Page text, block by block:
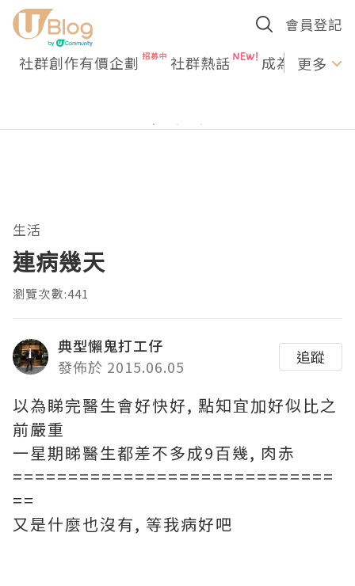
會員登記
社群創作有價企劃 社群熱話 成為U更多
生活
連病幾天
瀏覽次數:441
典型懶鬼打工仔
發佈於 2015.06.05
追蹤
以為睇完醫生會好快好, 點知宜加好似比之
前嚴重
一星期睇醫生都差不多成9百幾, 肉赤
=============================
==
又是什麼也沒有, 等我病好吧